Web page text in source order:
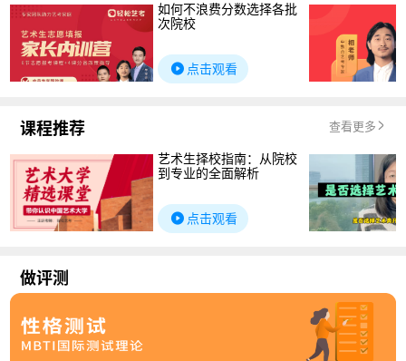
如何不浪费分数选择各批
次院校
点击观看
课程推荐 查看更多
艺术生择校指南：从院校
到专业的全面解析
点击观看
做评测